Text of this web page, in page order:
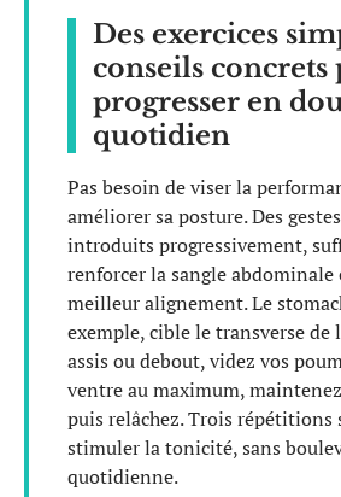
Des exercices
conseils concrets
progresser en
quotidien
Pas besoin de viser la
améliorer sa posture. Des
introduits progressivement,
renforcer la sangle abdominale
meilleur alignement. Le
exemple, cible le transverse de
assis ou debout, videz vos
ventre au maximum,
puis relâchez. Trois répétitions
stimuler la tonicité, sans
quotidienne.